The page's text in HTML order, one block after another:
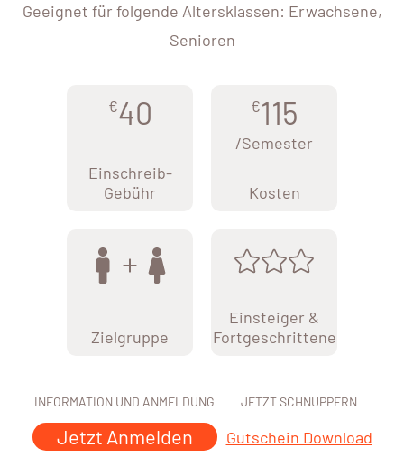
Geeignet für folgende Altersklassen: Erwachsene,
Senioren
€40
Einschreib-
Gebühr
€115
/Semester
Kosten
Zielgruppe
Einsteiger &
Fortgeschrittene
INFORMATION UND ANMELDUNG
Jetzt Anmelden
JETZT SCHNUPPERN
Gutschein Download